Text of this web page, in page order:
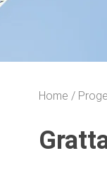
Home